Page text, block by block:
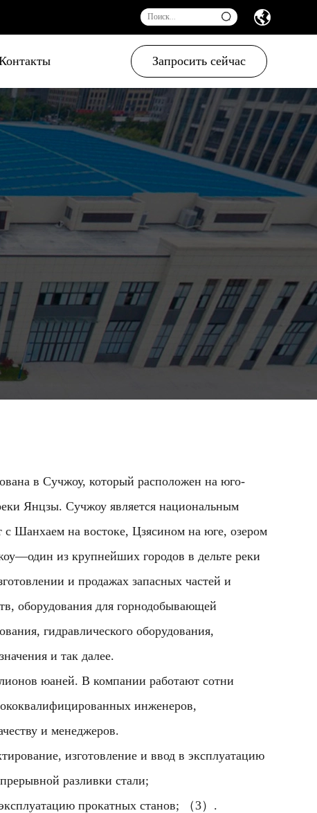
Запросить сейчас
в Сучжоу, который расположен на юго-
Янцзы. Сучжоу является национальным
Шанхаем на востоке, Цзясином на юге, озером
из крупнейших городов в дельте реки
и продажах запасных частей и
оборудования для горнодобывающей
гидравлического оборудования,
и так далее.
юаней. В компании работают сотни
инженеров,
и менеджеров.
изготовление и ввод в эксплуатацию
разливки стали;
прокатных станов; （3）.